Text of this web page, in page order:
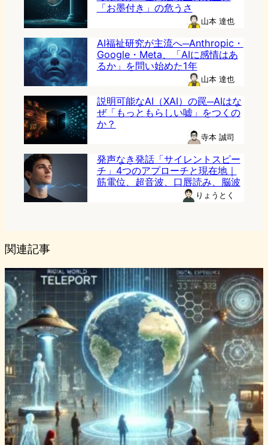
「お墨付き」の危うさ
山本 達也
AI福祉研究が主流へ─Anthropic・
Google・Meta、「AIに感情はあ
るか」を問い始めた1年
山本 達也
説明可能なAI（XAI）の罠─AIはな
ぜ「もっともらしい嘘」をつくの
か？
寺本 誠司
発声なき発話「サイレントスピー
チ」4つのアプローチと現在地｜
筋電位、超音波、口唇読み、脳波
りょうとく
関連記事